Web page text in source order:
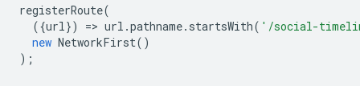
registerRoute(
({url}) => url .pathname. startsWith( '/social-
new NetworkFirst()
);